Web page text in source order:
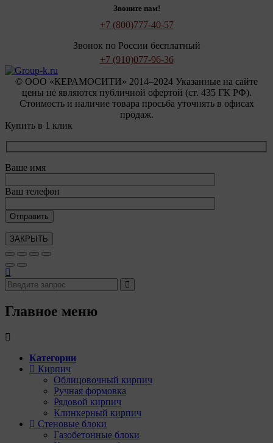
Звоните нам!
+7 (800)777-40-57
Звонок по России бесплатный
+7 (910)077-96-36
© OOO «КЕРАМОСИТИ» 2014–2024 Указанные на сайте
цены не являются публичной офертой (ст. 435 ГК РФ).
Стоимость и наличие товара просьба уточнять в офисах
продаж.
Купить в 1 клик
Ваше имя
Ваш телефон
ЗАКРЫТЬ
Главное меню
Категории
Кирпич
Облицовочный кирпич
Ручная формовка
Рядовой кирпич
Клинкерный кирпич
Стеновые блоки
Газобетонные блоки